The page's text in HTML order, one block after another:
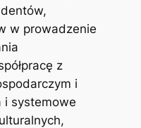
w prowadzenie
z
i
i systemowe